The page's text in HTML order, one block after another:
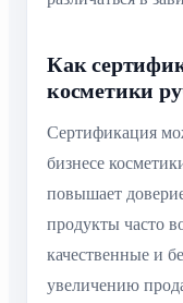
Как
косметики
Сертификация
бизнесе
повышает
продукты часто
качественные и
увеличению